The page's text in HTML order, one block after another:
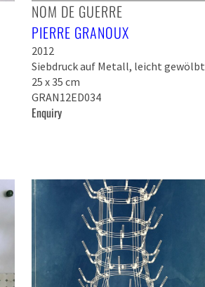
NOM DE GUERRE
PIERRE GRANOUX
2012
Siebdruck auf Metall, leicht gewölbt
25 x 35 cm
GRAN12ED034
Enquiry